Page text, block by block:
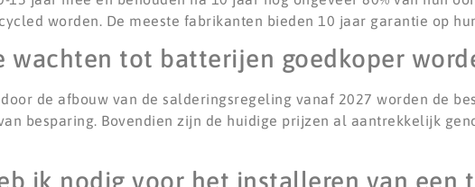
worden. De meeste fabrikanten bieden 10 jaar garantie op
wachten tot batterijen goedkoper
de afbouw van de salderingsregeling vanaf 2027 worden de
besparing. Bovendien zijn de huidige prijzen al aantrekkelijk
ik nodig voor het installeren van een